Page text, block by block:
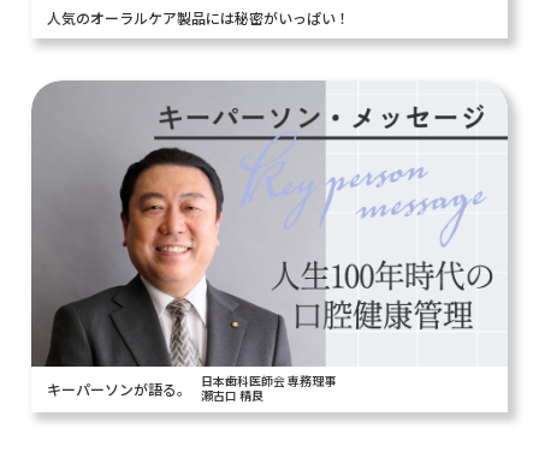
人気のオーラルケア製品には秘密がいっぱい！
キーパーソンが語る。
日本歯科医師会 専務理事
瀬古口 精良